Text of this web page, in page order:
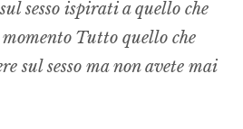
sesso ispirati a quello che
Tutto quello che
sul sesso ma non avete mai